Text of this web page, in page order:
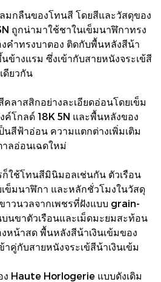
มกลืนของโทนสี โดยสีและวัสดุของ
ถูกน่ามาใช้ชาในเข็มนาฬิกาทรง
คําทรงบาตอง ติดกับพื้นหลังสีน้า
ข้างแรม ซึ่งเข้ากับสายหนังจระเข้สี
ดียวกัน
ลาสสิกอย่างละเอียดอ่อนโดยเข็ม
โกลด์ 18K 5N และพื้นหลังของ
สีฟ้าอ่อน ความแตกต่างเพิ่มเติม
ลอ่อนเฉดใหม่
ใช้โทนสีมินิมอลเช่นกัน ตัวเรือน
ข็มนาฬิกา และหลักชั่วโมงในวัสดุ
าวนวลจากเพชรที่ฝังแบบ grain-
นขาตัวเรือนและเม็ดมะยมสะท้อน
หน้าสด พื้นหลังสีน้าเงินเข้มของ
คู่กับสายหนังจระเข้สีน้าเงินเข้ม
Haute Horlogerie แบบดังเดิม